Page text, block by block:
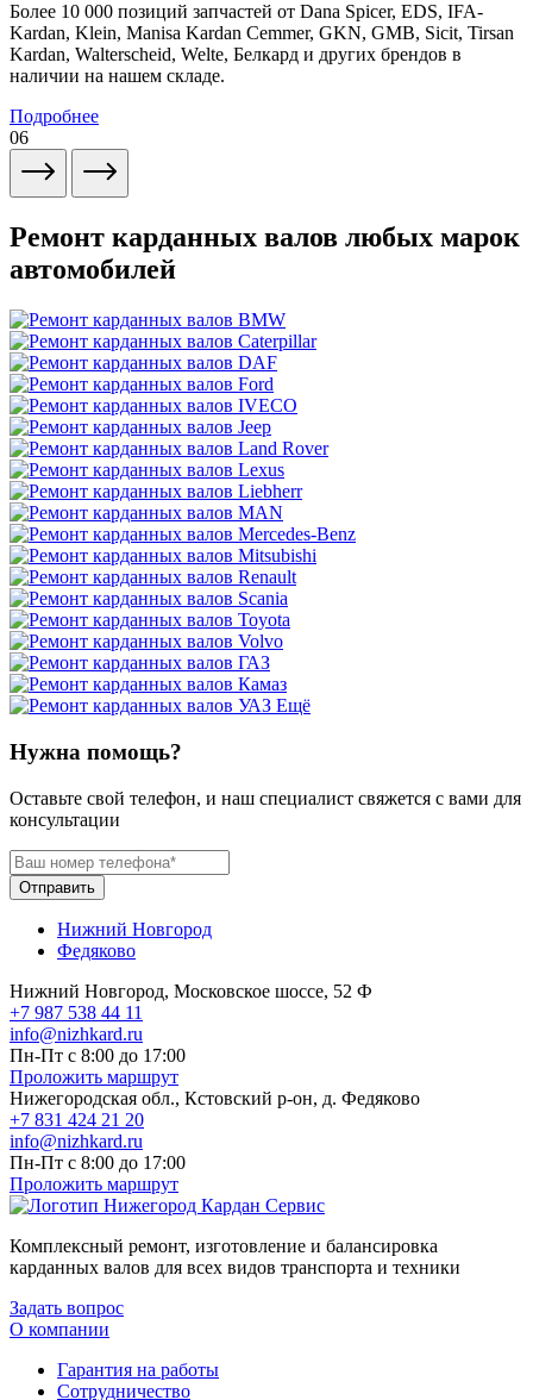
Более 10 000 позиций запчастей от Dana Spicer, EDS, IFA-
Kardan, Klein, Manisa Kardan Cemmer, GKN, GMB, Sicit, Tirsan
Kardan, Walterscheid, Welte, Белкард и других брендов в
наличии на нашем складе.
Подробнее
06
Ремонт карданных валов любых марок
автомобилей
Ещё
Нужна помощь?
Оставьте свой телефон, и наш специалист свяжется с вами для
консультации
Отправить
Нижний Новгород
Федяково
Нижний Новгород, Московское шоссе, 52 Ф
+7 987 538 44 11
info@nizhkard.ru
Пн-Пт с 8:00 до 17:00
Проложить маршрут
Нижегородская обл., Кстовский р-он, д. Федяково
+7 831 424 21 20
info@nizhkard.ru
Пн-Пт с 8:00 до 17:00
Проложить маршрут
Комплексный ремонт, изготовление и балансировка
карданных валов для всех видов транспорта и техники
Задать вопрос
О компании
Гарантия на работы
Сотрудничество